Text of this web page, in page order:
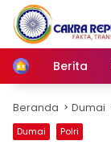
Langsung
konten
Home
Berita
Beranda Dumai
Dumai Polri